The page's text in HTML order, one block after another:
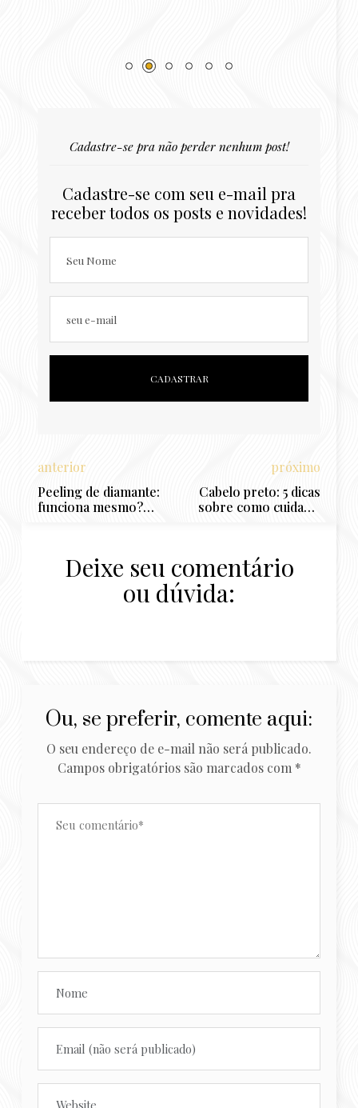
Cadastre-se pra não perder nenhum post!
Cadastre-se com seu e-mail pra
receber todos os posts e novidades!
Seu Nome
seu e-mail
anterior
Peeling de diamante:
funciona mesmo?
próximo
Cabelo preto: 5 dicas
sobre como cuidar e
Deixe seu comentário
ou dúvida:
Ou, se preferir, comente aqui:
O seu endereço de e-mail não será publicado.
Campos obrigatórios são marcados com *